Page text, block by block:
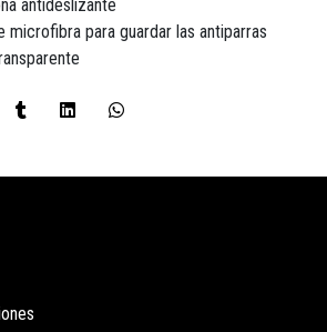
antideslizante
microfibra para guardar las antiparras